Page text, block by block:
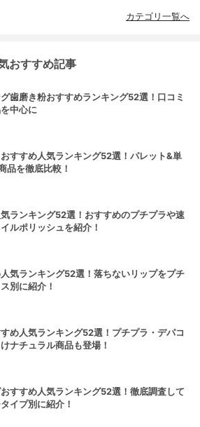
カテゴリ一覧へ
おすすめ記事
歯磨き粉おすすめランキング52選！口コミ
中心に
すすめ人気ランキング52選！パレット&単
品を徹底比較！
ランキング52選！おすすめのプチプラや速
ルポリッシュを紹介！
気ランキング52選！落ちないリップをプチ
別に紹介！
め人気ランキング52選！プチプラ・デパコ
ナチュラル商品も登場！
すすめ人気ランキング52選！徹底調査して
イプ別に紹介！